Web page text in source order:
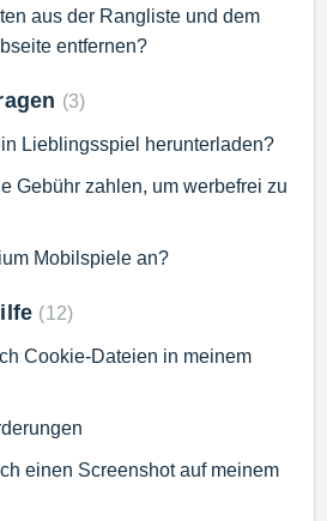
aus der Rangliste und dem
entfernen?
3
Lieblingsspiel herunterladen?
Gebühr zahlen, um werbefrei zu
Mobilspiele an?
12
Cookie-Dateien in meinem
einen Screenshot auf meinem